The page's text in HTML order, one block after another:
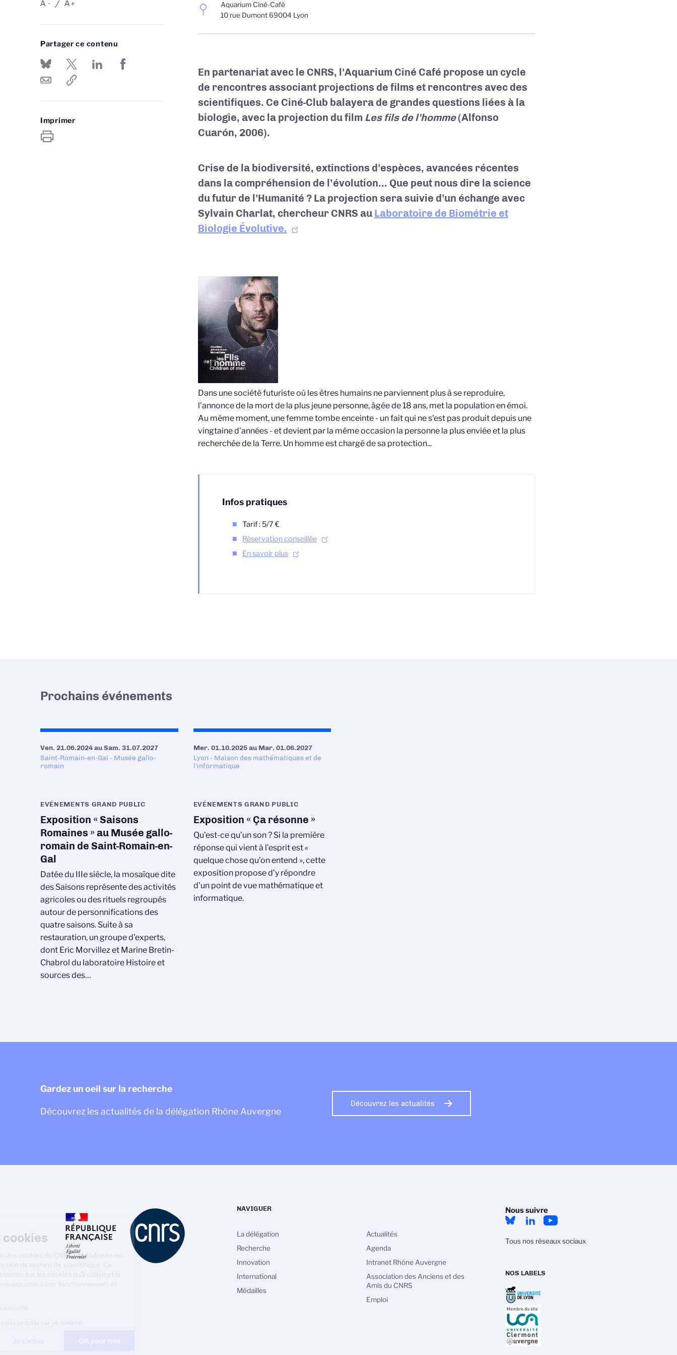
Gestion des cookies
La politique de gestion des cookies
du CNRS est élaborée en adéquation
-
A +
A
Partager ce contenu
Imprimer
Aquarium Ciné-Café
10 rue Dumont 69004 Lyon
En partenariat avec le CNRS, l'Aquarium Ciné Café propose un cycle
de rencontres associant projections de films et rencontres avec des
scientifiques. Ce Ciné-Club balayera de grandes questions liées à la
biologie, avec la projection du film Les fils de l'homme(Alfonso
Cuarón, 2006).
Crise de la biodiversité, extinctions d'espèces, avancées récentes
dans la compréhension de l’évolution... Que peut nous dire la science
du futur de l'Humanité ? La projection sera suivie d'un échange avec
Sylvain Charlat, chercheur CNRS au Laboratoire de Biométrie et
Biologie Évolutive.
Dans une société futuriste où les êtres humains ne parviennent plus à se reproduire,
l'annonce de la mort de la plus jeune personne, âgée de 18 ans, met la population en émoi.
Au même moment, une femme tombe enceinte - un fait qui ne s'est pas produit depuis une
vingtaine d'années - et devient par la même occasion la personne la plus enviée et la plus
recherchée de la Terre. Un homme est chargé de sa protection...
Infos pratiques
Tarif : 5/7 €
Réservation conseillée
En savoir plus
Prochains événements
Ven. 21.06.2024auSam. 31.07.2027
Saint-Romain-en-Gal - Musée gallo-
romain
EVÉNEMENTS GRAND PUBLIC
Exposition « Saisons
Romaines » au Musée gallo-
romain de Saint-Romain-en-
Gal
Datée du IIIe siècle, la mosaïque dite
des Saisons représente des activités
agricoles ou des rituels regroupés
autour de personnifications des
quatre saisons. Suite à sa
restauration, un groupe d’experts,
dont Eric Morvillez et Marine Bretin-
Chabrol du laboratoire Histoire et
sources des…
Mer. 01.10.2025au Mar. 01.06.2027
Lyon - Maison des mathématiques et de
l’informatique
EVÉNEMENTS GRAND PUBLIC
Exposition « Ça résonne »
Qu’est-ce qu’un son ? Si la première
réponse qui vient à l’esprit est «
quelque chose qu’on entend », cette
exposition propose d’y répondre
d’un point de vue mathématique et
informatique.
Gardez un oeil sur la recherche
Découvrez les actualités de la délégation Rhône Auvergne
Découvrez les actualités
Nous suivre
Tous nos réseaux sociaux
NOS LABELS
NAVIGUER
La délégation
Recherche
Innovation
International
Médailles
Actualités
Agenda
Intranet Rhône Auvergne
Association des Anciens et des
Amis du CNRS
Emploi